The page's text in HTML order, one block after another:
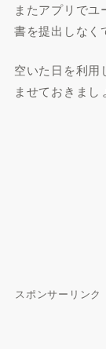
またアプリで
書を提出しなく
空いた日を利用
ませておきまし
スポンサーリンク